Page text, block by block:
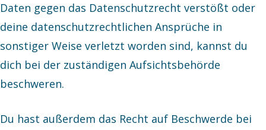
Daten gegen das Datenschutzrecht verstößt oder
deine datenschutzrechtlichen Ansprüche in
sonstiger Weise verletzt worden sind, kannst du
dich bei der zuständigen Aufsichtsbehörde
beschweren.
Du hast außerdem das Recht auf Beschwerde bei